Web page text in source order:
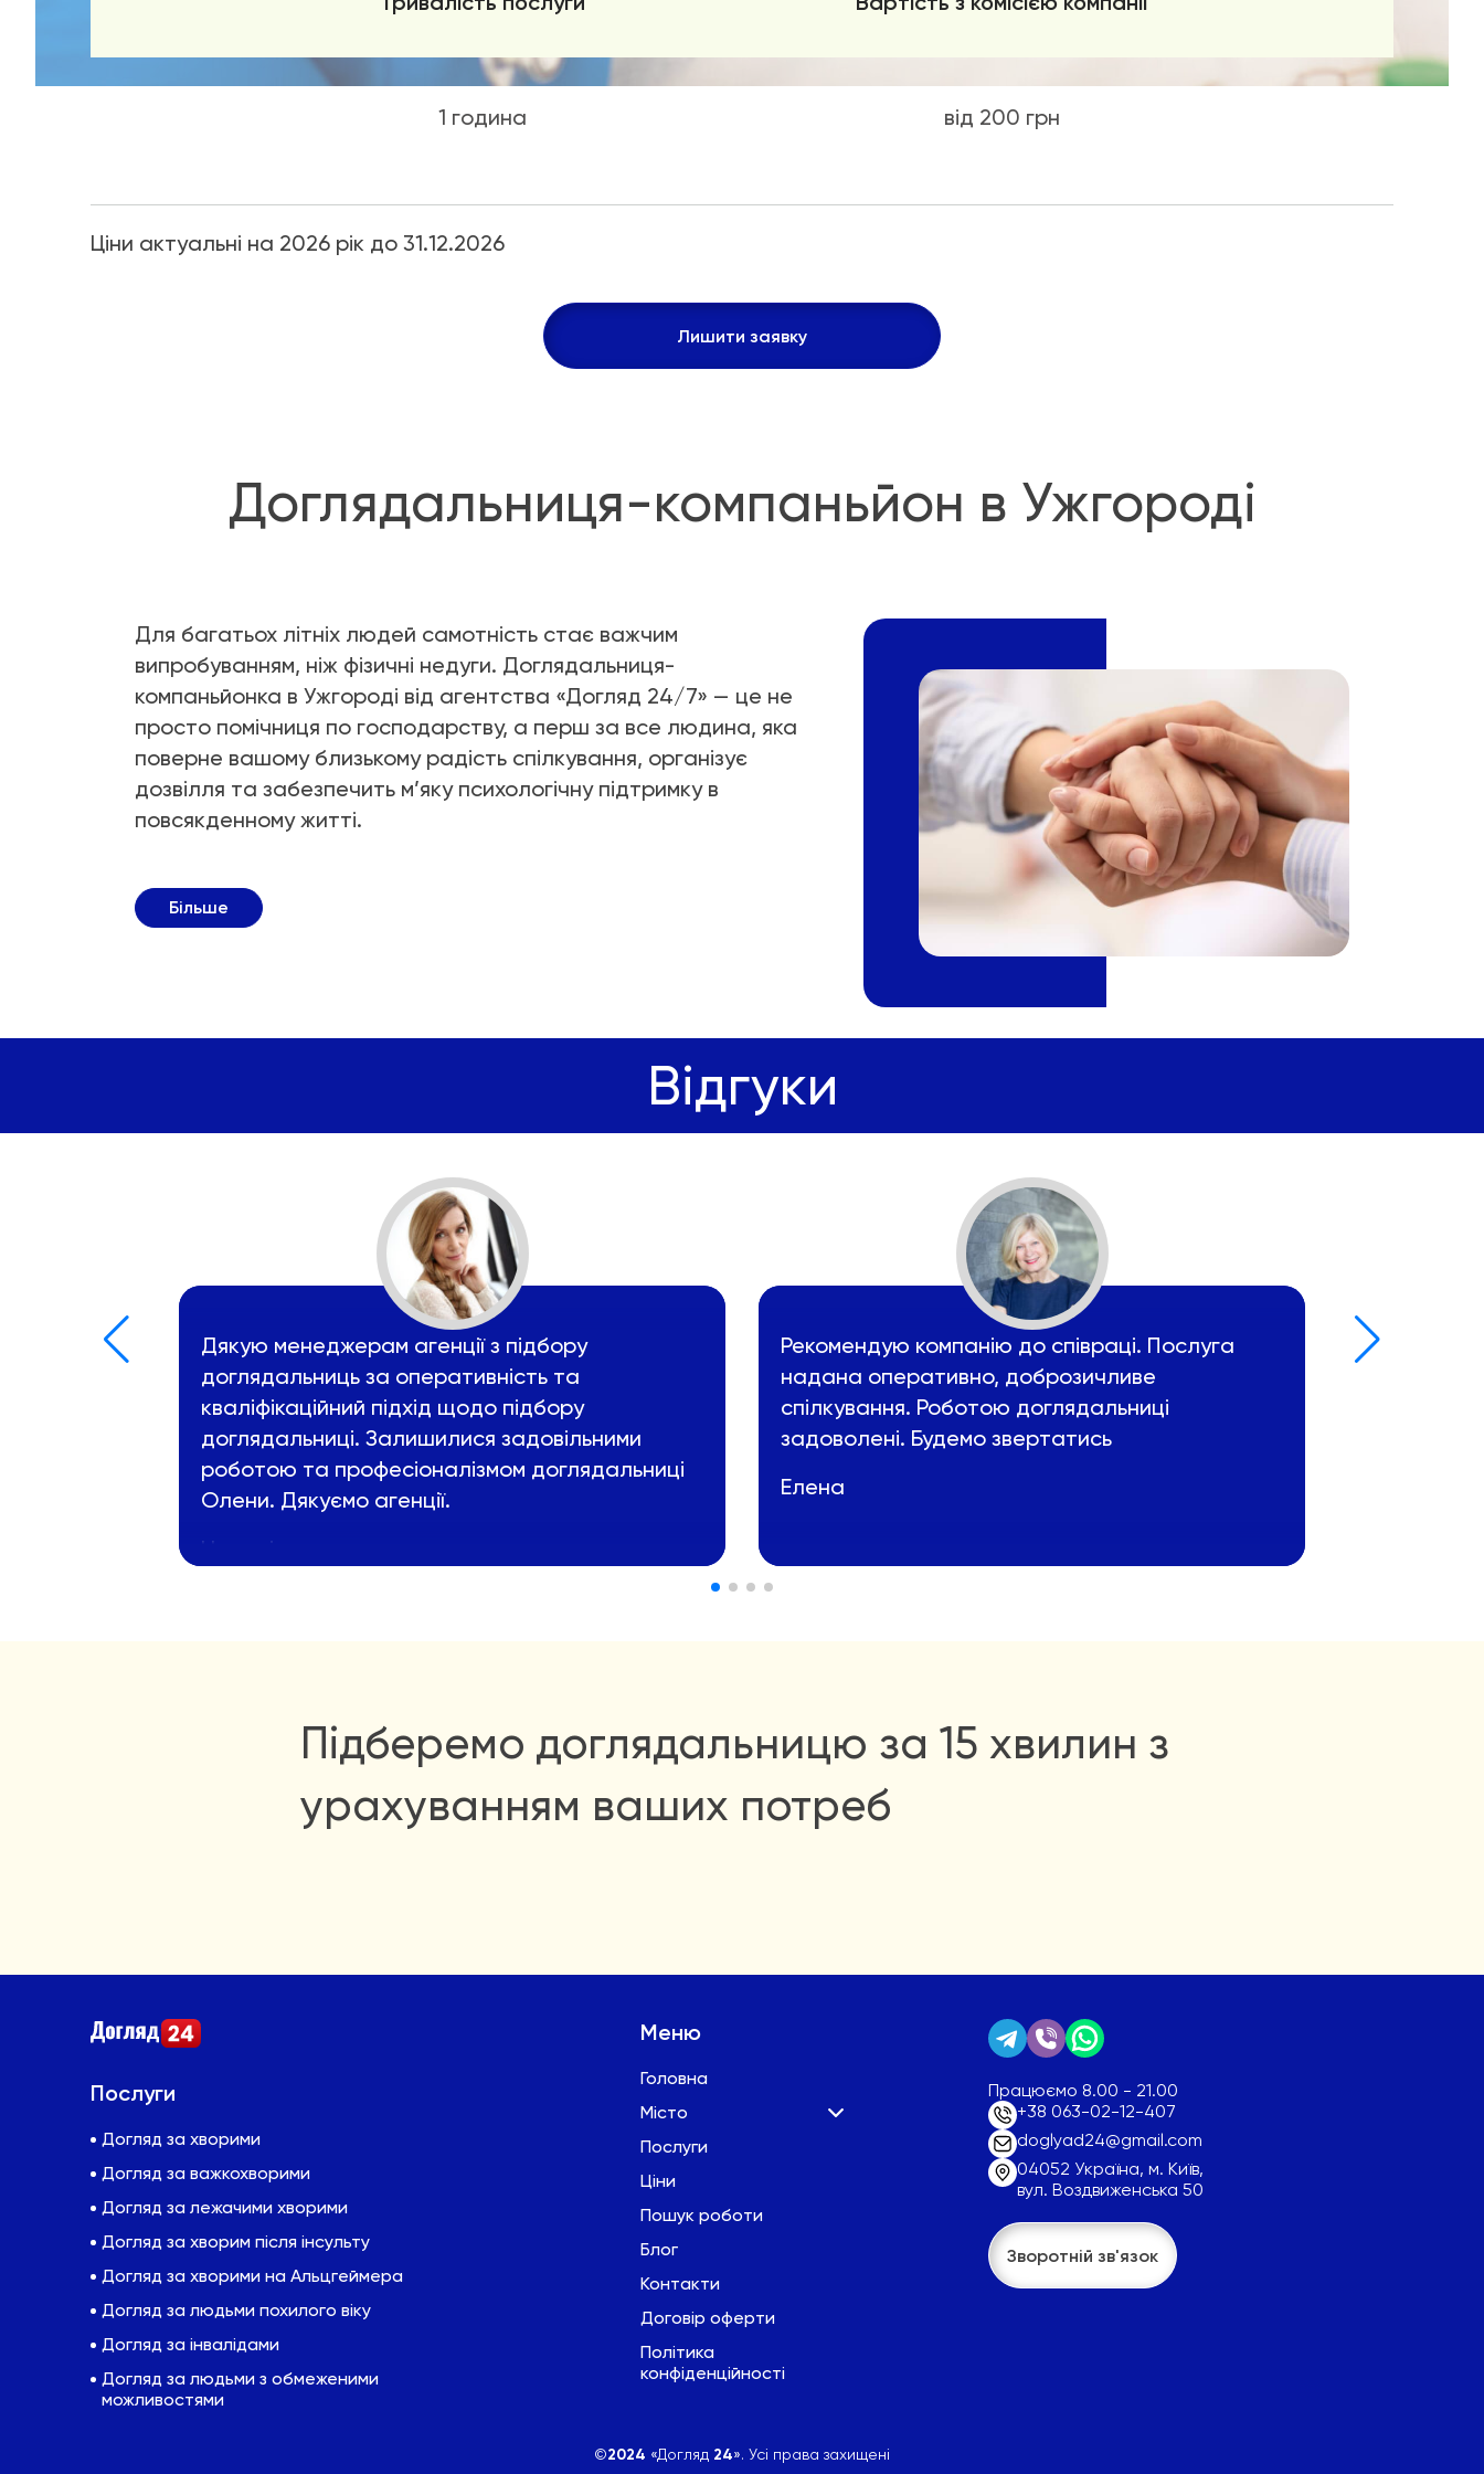
1 година від 200 грн
Ціни актуальні на 2026 рік до 31.12.2026
Лишити заявку
Доглядальниця-компаньйон в Ужгороді
Для багатьох літніх людей самотність стає важчим
випробуванням, ніж фізичні недуги. Доглядальниця-
компаньйонка в Ужгороді від агентства «Догляд 24/7» — це не
просто помічниця по господарству, а перш за все людина, яка
поверне вашому близькому радість спілкування, організує
дозвілля та забезпечить м’яку психологічну підтримку в
повсякденному житті.
Більше
Відгуки
Дякую менеджерам агенції з підбору
доглядальниць за оперативність та
кваліфікаційний підхід щодо підбору
доглядальниці. Залишилися задовільними
роботою та професіоналізмом доглядальниці
Олени. Дякуємо агенції.
Наталія
Рекомендую компанію до співраці. Послуга
надана оперативно, доброзичливе
спілкування. Роботою доглядальниці
задоволені. Будемо звертатись
Елена
Дякую
Підберемо доглядальницю за 15 хвилин з
урахуванням ваших потреб
Меню
Головна
Місто
Послуги
Ціни
Пошук роботи
Блог
Контакти
Договір оферти
Політика
конфіденційності
Послуги
Догляд за хворими
Догляд за важкохворими
Догляд за лежачими хворими
Догляд за хворим після інсульту
Догляд за хворими на Альцгеймера
Догляд за людьми похилого віку
Догляд за інвалідами
Догляд за людьми з обмеженими
можливостями
Працюємо 8.00 - 21.00
+38 063-02-12-407
doglyad24@gmail.com
04052 Україна, м. Київ,
вул. Воздвиженська 50
Зворотній зв'язок
©2024 «Догляд 24». Усі права захищені